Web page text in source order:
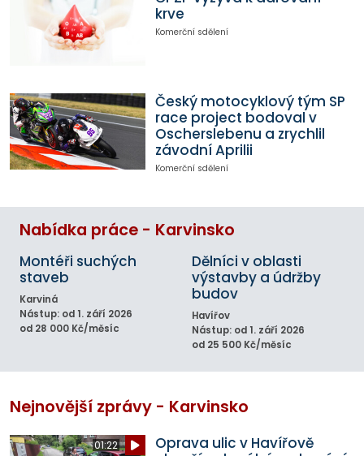
krve
Komerční sdělení
Český motocyklový tým SP
race project bodoval v
Oscherslebenu a zrychlil
závodní Aprilii
Komerční sdělení
Nabídka práce - Karvinsko
Montéři suchých
staveb
Karviná
Nástup: od 1. září 2026
od 28 000 Kč/měsíc
Dělníci v oblasti
výstavby a údržby
budov
Havířov
Nástup: od 1. září 2026
od 25 500 Kč/měsíc
Nejnovější zprávy - Karvinsko
01:22
Oprava ulic v Havířově